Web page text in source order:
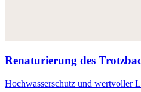
Renaturierung des
Hochwasserschutz und wertvoller